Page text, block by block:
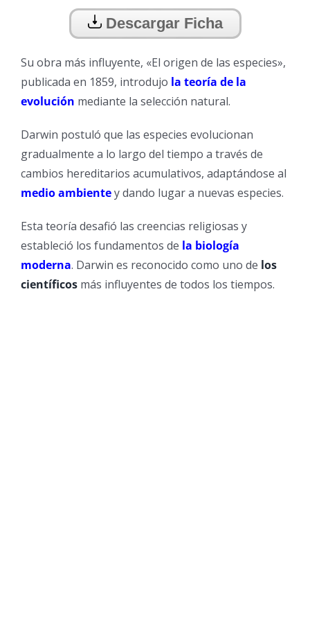
Descargar Ficha
Su obra más influyente, «El origen de las especies»,
publicada en 1859, introdujo la teoría de la
evolución mediante la selección natural.
Darwin postuló que las especies evolucionan
gradualmente a lo largo del tiempo a través de
cambios hereditarios acumulativos, adaptándose al
medio ambientey dando lugar a nuevas especies.
Esta teoría desafió las creencias religiosas y
estableció los fundamentos de la biología
moderna. Darwin es reconocido como uno de los
científicos más influyentes de todos los tiempos.